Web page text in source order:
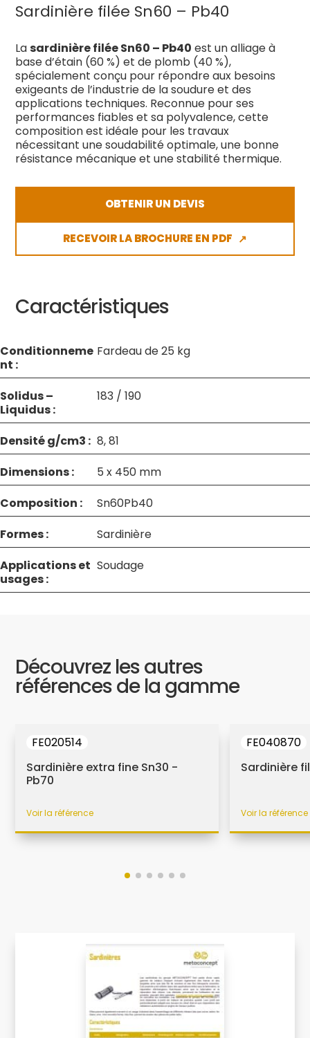
Sardinière filée Sn60 – Pb40
Lasardinière filée Sn60 – Pb40 est un alliage à
base d’étain (60 %) et de plomb (40 %),
spécialement conçu pour répondre aux besoins
exigeants de l’industrie de la soudure et des
applications techniques. Reconnue pour ses
performances fiables et sa polyvalence, cette
composition est idéale pour les travaux
nécessitant une soudabilité optimale, une bonne
résistance mécanique et une stabilité thermique.
OBTENIR UN DEVIS
RECEVOIR LA BROCHURE EN PDF ↗
Caractéristiques
Conditionneme
nt :
Fardeau de 25 kg
Solidus –
Liquidus :
183 / 190
Densité g/cm3 : 8, 81
Dimensions :
5 x 450 mm
Composition :
Sn60Pb40
Formes :
Sardinière
Applications et
usages :
Soudage
Découvrez les autres
références de la gamme
FE020514
Sardinière extra fine Sn30 -
Pb70
Voir la référence
FE040870
Sardinière
Voir la référence